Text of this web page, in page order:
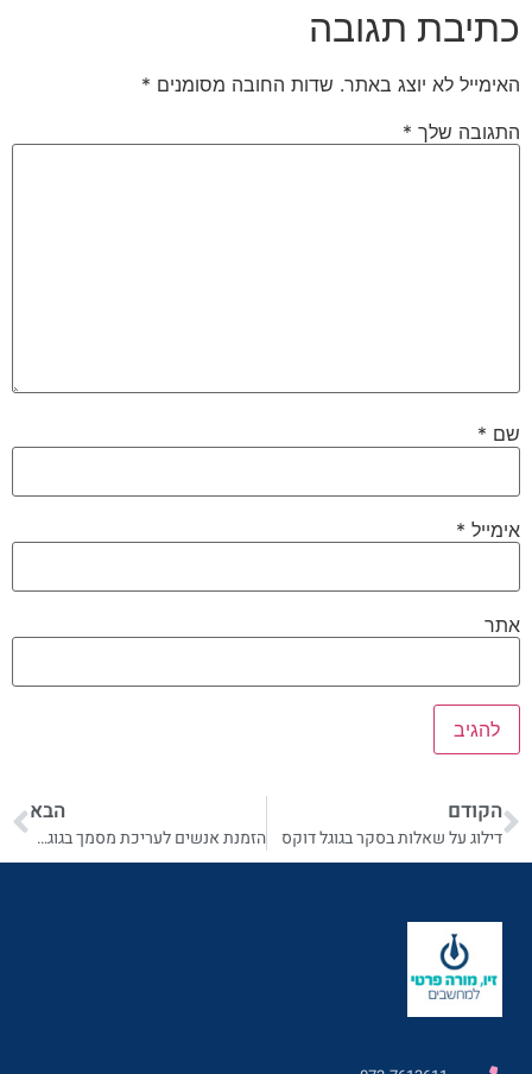
כתיבת תגובה
האימייל לא יוצג באתר. שדות החובה מסומנים *
התגובה שלך *
שם *
אימייל *
אתר
הקודם
דילוג על שאלות בסקר בגוגל דוקס
הבא
הזמנת אנשים לעריכת מסמך בגוגל דרייב